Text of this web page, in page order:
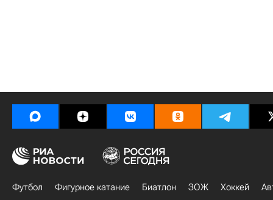
Футбол Фигурное катание Биатлон ЗОЖ Хоккей